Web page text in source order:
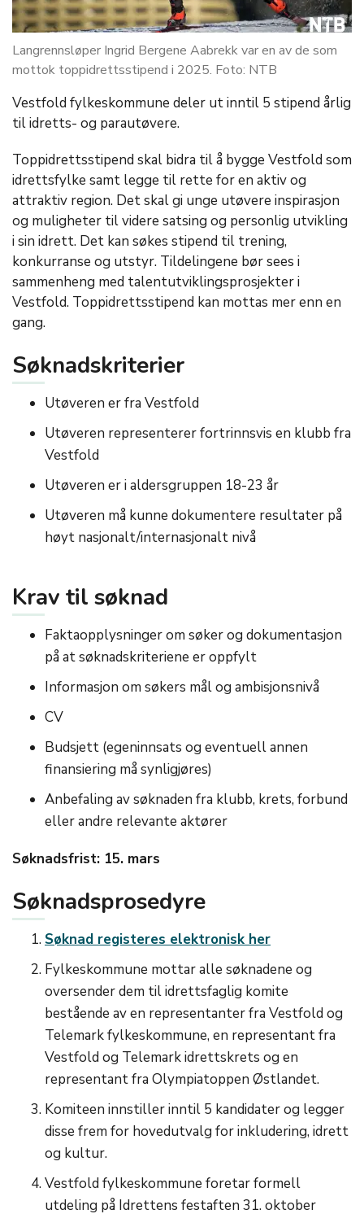
Langrennsløper Ingrid Bergene Aabrekk var en av de som
mottok toppidrettsstipend i 2025. Foto: NTB
Vestfold fylkeskommune deler ut inntil 5 stipend årlig
til idretts- og parautøvere.
Toppidrettsstipend skal bidra til å bygge Vestfold som
idrettsfylke samt legge til rette for en aktiv og
attraktiv region. Det skal gi unge utøvere inspirasjon
og muligheter til videre satsing og personlig utvikling
i sin idrett. Det kan søkes stipend til trening,
konkurranse og utstyr. Tildelingene bør sees i
sammenheng med talentutviklingsprosjekter i
Vestfold. Toppidrettsstipend kan mottas mer enn en
gang.
Søknadskriterier
Utøveren er fra Vestfold
Utøveren representerer fortrinnsvis en klubb fra
Vestfold
Utøveren er i aldersgruppen 18-23 år
Utøveren må kunne dokumentere resultater på
høyt nasjonalt/internasjonalt nivå
Krav til søknad
Faktaopplysninger om søker og dokumentasjon
på at søknadskriteriene er oppfylt
Informasjon om søkers mål og ambisjonsnivå
CV
Budsjett (egeninnsats og eventuell annen
finansiering må synligjøres)
Anbefaling av søknaden fra klubb, krets, forbund
eller andre relevante aktører
Søknadsfrist: 15. mars
Søknadsprosedyre
Søknad registeres elektronisk her
Fylkeskommune mottar alle søknadene og
oversender dem til idrettsfaglig komite
bestående av en representanter fra Vestfold og
Telemark fylkeskommune, en representant fra
Vestfold og Telemark idrettskrets og en
representant fra Olympiatoppen Østlandet.
Komiteen innstiller inntil 5 kandidater og legger
disse frem for hovedutvalg for inkludering, idrett
og kultur.
Vestfold fylkeskommune foretar formell
utdeling på Idrettens festaften 31. oktober